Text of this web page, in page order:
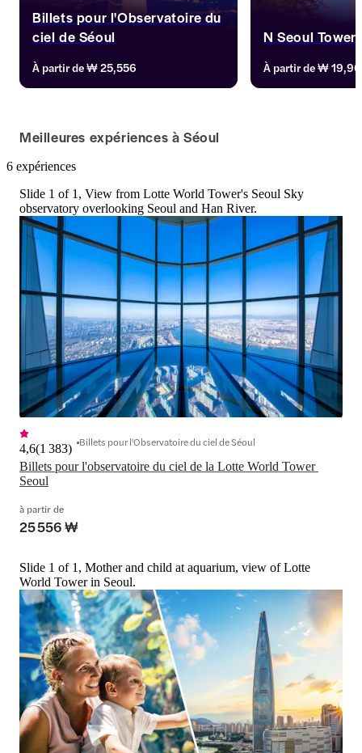
Billets pour l'Observatoire du
ciel de Séoul
Améliorez votre voyage à Séoul avec
cette collection de billets pour
l'Observatoire du ciel de Séoul.
profitez d'un tour de Sky Shuttle à
forte dose d'adrénaline mettant en
valeur la culture coréenne. Atteignez
de nouveaux sommets et créez des
souvenirs inoubliables !
À partir de₩ 25,556
N Seoul Tower
Rendez-vous à la
admirez la
panoramique sur
À partir de₩
Meilleures expériences à Séoul
6 expériences
Slide 1 of 1, View from Lotte World Tower's Seoul Sky
observatory overlooking Seoul and Han River.
Billets pour l'observatoire du ciel de la Lotte World Tower
Seoul
4,6(1 383) Billets pour l'Observatoire du ciel de Séoul
à partir de
25 556 ₩
Slide 1 of 1, Mother and child at aquarium, view of Lotte
World Tower in Seoul.